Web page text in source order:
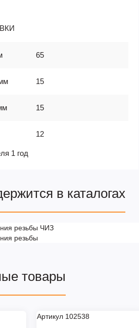
65
15
15
12
1 год
в каталогах
резьбы ЧИЗ
резьбы
товары
Артикул 102538